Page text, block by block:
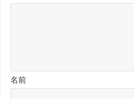
名前